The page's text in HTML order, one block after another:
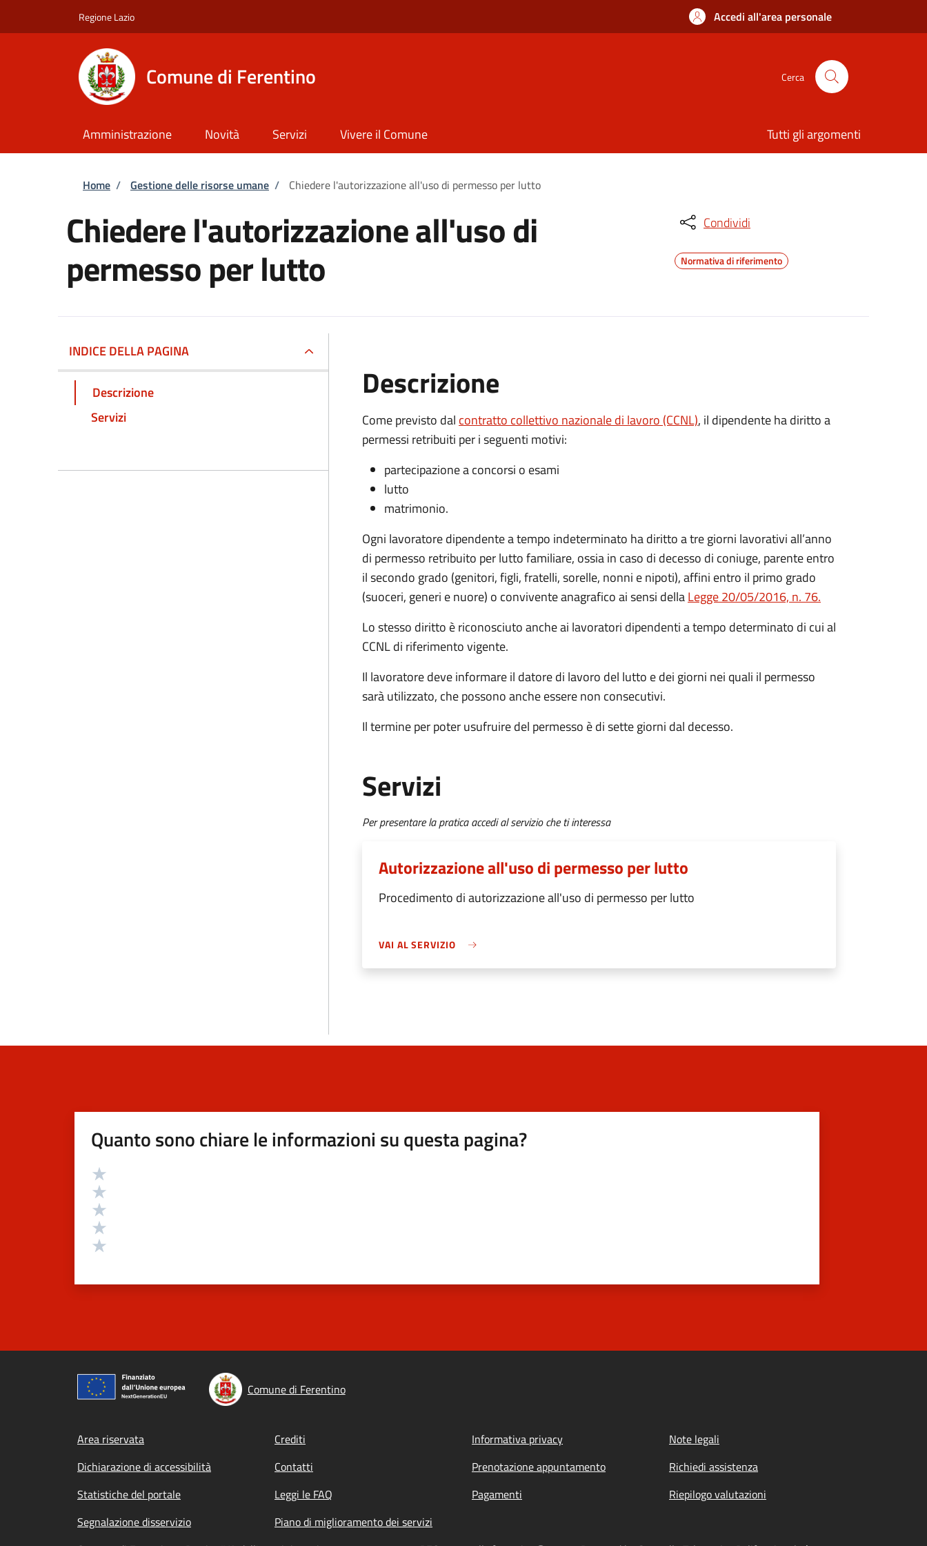
Regione Lazio Accedi all'area personale
Comune di Ferentino Cerca
Amministrazione Novità Servizi Vivere il Comune Tutti gli argomenti
Briciole di pane
Home / Gestione delle risorse umane / Chiedere l'autorizzazione all'uso di permesso per lutto
Chiedere l'autorizzazione all'uso di
permesso per lutto
Condividi
Normativa di riferimento
INDICE DELLA PAGINA
Descrizione
Servizi
Descrizione
Come previsto dal contratto collettivo nazionale di lavoro (CCNL), il dipendente ha diritto a
permessi retribuiti per i seguenti motivi:
partecipazione a concorsi o esami
lutto
matrimonio.
Ogni lavoratore dipendente a tempo indeterminato ha diritto a tre giorni lavorativi all’anno
di permesso retribuito per lutto familiare, ossiain caso di decesso di coniuge, parente entro
il secondo grado (genitori, figli, fratelli, sorelle, nonni e nipoti), affini entro il primo grado
(suoceri, generi e nuore) o convivente anagraficoai sensi dellaLegge 20/05/2016, n. 76.
Lo stesso diritto è riconosciuto anche ai lavoratori dipendenti a tempo determinato di cui al
CCNL di riferimento vigente.
Il lavoratore deve informare il datore di lavoro del lutto e dei giorni nei quali il permesso
sarà utilizzato, che possono anche essere non consecutivi.
Il termine per poter usufruire del permesso è di sette giorni dal decesso.
Servizi
Per presentare la pratica accedi al servizio che ti interessa
Autorizzazione all'uso di permesso per lutto
Procedimento di autorizzazione all'uso di permesso per lutto
VAI AL SERVIZIO
Quanto sono chiare le informazioni su questa pagina?
Valutazione
Comune di Ferentino
Footer menu
Area riservata Crediti Informativa privacy
Note legali
Dichiarazione di accessibilità
Contatti Prenotazione appuntamento
Richiedi assistenza
Statistiche del portale
Leggi le FAQ Pagamenti
Riepilogo valutazioni
Segnalazione disservizio
Piano di miglioramento dei servizi